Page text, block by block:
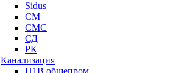
Sidus
СМ
СМС
СД
РК
Канализация
Н1В общепром